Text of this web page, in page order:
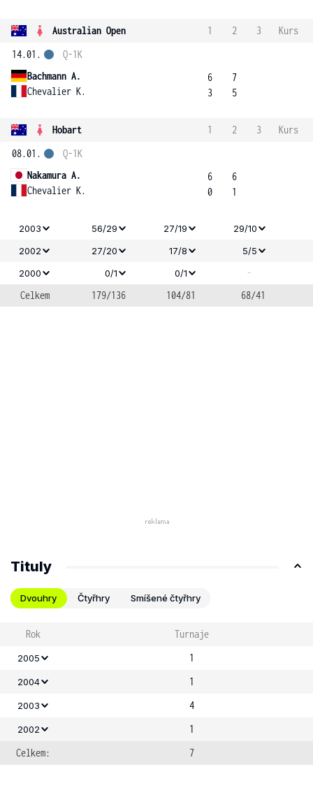
Australian Open 1 2 3
Kurs
14.01.
Bachmann A.
Chevalier K.
Q-1K
6
3
7
5
Hobart 1 2 3
Kurs
08.01.
Nakamura A.
Chevalier K.
Q-1K
6
0
6
1
2003 56/29 27/19
29/10
2002
27/20 17/8 5/5
2000
0/1 0/1
-
Celkem
179/136 104/81 68/41
Tituly
Dvouhry Čtyřhry Smíšené čtyřhry
Rok Turnaje
2005 1
2004 1
2003 4
2002
1
Celkem:
7